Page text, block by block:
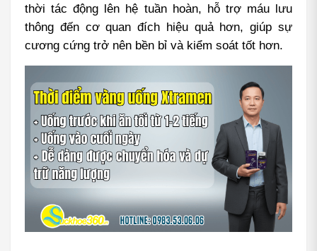
thời tác động lên hệ tuần hoàn, hỗ trợ máu lưu
thông đến cơ quan đích hiệu quả hơn, giúp sự
cương cứng trở nên bền bỉ và kiểm soát tốt hơn.